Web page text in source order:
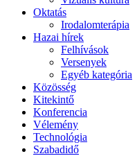
Oktatás
Irodalomterápia
Hazai hírek
Felhívások
Versenyek
Egyéb kategória
Közösség
Kitekintő
Konferencia
Vélemény
Technológia
Szabadidő